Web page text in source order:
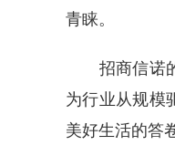
青睐。
招商信诺的
为行业从规模
美好生活的答